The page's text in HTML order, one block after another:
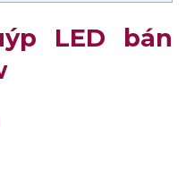
LED bán